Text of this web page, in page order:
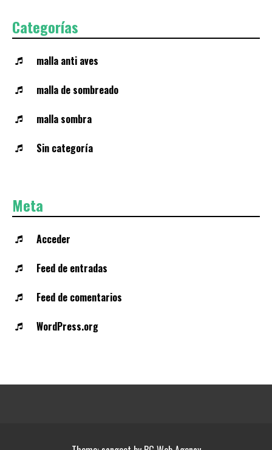
Categorías
malla anti aves
malla de sombreado
malla sombra
Sin categoría
Meta
Acceder
Feed de entradas
Feed de comentarios
WordPress.org